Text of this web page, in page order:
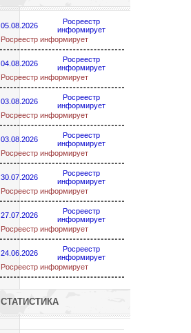
05.08.2026
Росреестр
информирует
Росреестр информирует
04.08.2026
Росреестр
информирует
Росреестр информирует
03.08.2026
Росреестр
информирует
Росреестр информирует
03.08.2026
Росреестр
информирует
Росреестр информирует
30.07.2026
Росреестр
информирует
Росреестр информирует
27.07.2026
Росреестр
информирует
Росреестр информирует
24.06.2026
Росреестр
информирует
Росреестр информирует
СТАТИСТИКА